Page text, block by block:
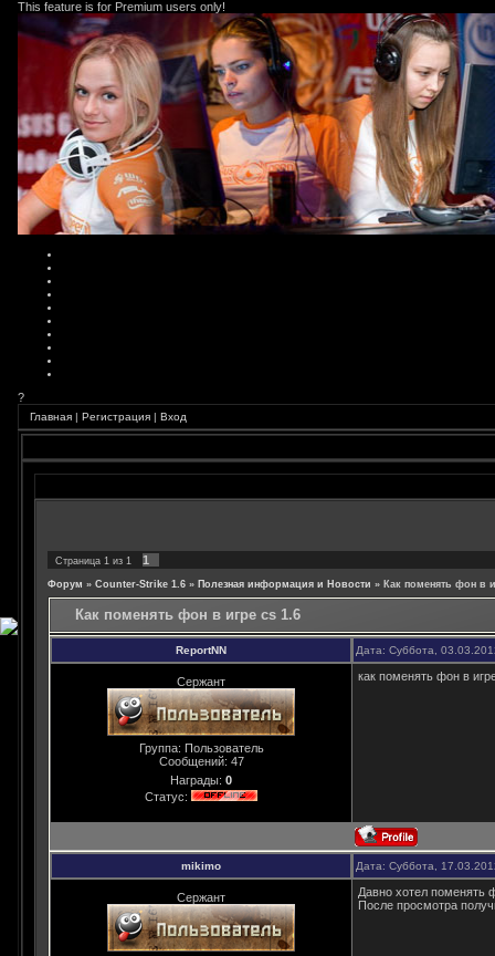
This feature is for Premium users only!
?
Главная | Регистрация | Вход
Страница 1 из 1 1
Форум » Counter-Strike 1.6 » Полезная информация и Новости » Как поменять фон в
Как поменять фон в игре cs 1.6
ReportNN Дата: Суббота,
Сержант
Группа: Пользователь
Сообщений: 47
Награды: 0
Статус:
как поменять фон в
mikimo Дата: Суббота,
Сержант
Давно хотел поменять
После просмотра